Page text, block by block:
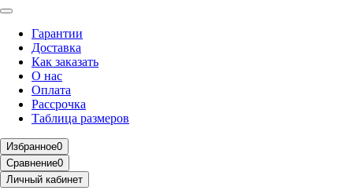
Гарантии
Доставка
Как заказать
О нас
Оплата
Рассрочка
Таблица размеров
Избранное0
Сравнение0
Личный кабинет